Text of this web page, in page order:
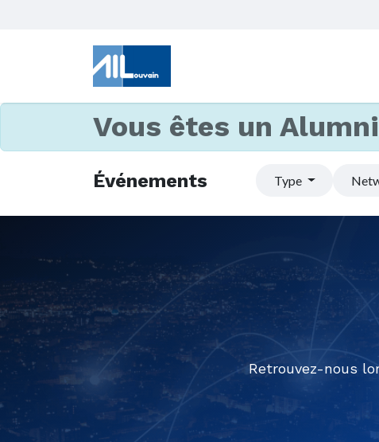
Vous êtes un
Événements Type
Retrouvez-nous